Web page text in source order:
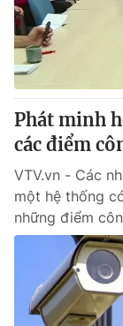
® Cấm sao chép
thuận bằng văn
thông tin từ
Phát minh
các điểm
VTV.vn - Các
một hệ thống
những điểm